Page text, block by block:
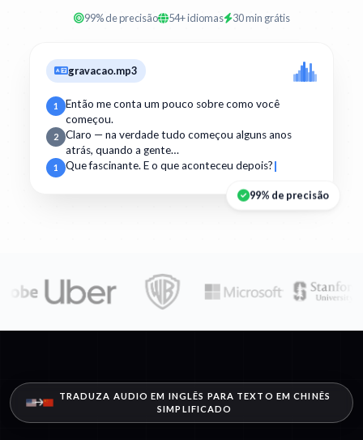
99% de precisão 54+ idiomas 30 min grátis
gravacao.mp3
1
Então me conta um pouco sobre como você
começou.
2
Claro — na verdade tudo começou alguns anos
atrás, quando a gente…
1 Que fascinante. E o que aconteceu depois?
99% de precisão
TRADUZA AUDIO EM INGLÊS PARA TEXTO EM CHINÊS
SIMPLIFICADO